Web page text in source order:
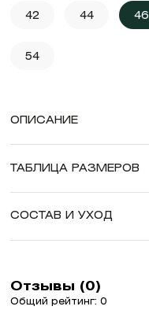
42 44 46
54
ОПИСАНИЕ
ТАБЛИЦА РАЗМЕРОВ
СОСТАВ И УХОД
Отзывы (0)
Общий рейтинг: 0